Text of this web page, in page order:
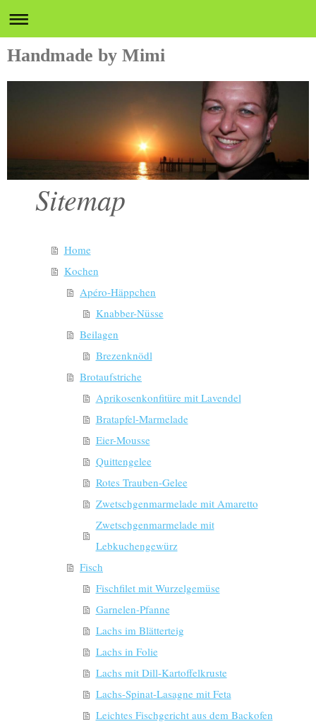
Handmade by Mimi
Sitemap
Home
Kochen
Apéro-Häppchen
Knabber-Nüsse
Beilagen
Brezenknödl
Brotaufstriche
Aprikosenkonfitüre mit Lavendel
Bratapfel-Marmelade
Eier-Mousse
Quittengelee
Rotes Trauben-Gelee
Zwetschgenmarmelade mit Amaretto
Zwetschgenmarmelade mit
Lebkuchengewürz
Fisch
Fischfilet mit Wurzelgemüse
Garnelen-Pfanne
Lachs im Blätterteig
Lachs in Folie
Lachs mit Dill-Kartoffelkruste
Lachs-Spinat-Lasagne mit Feta
Leichtes Fischgericht aus dem Backofen